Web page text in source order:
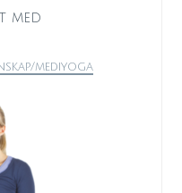
med
mediyoga